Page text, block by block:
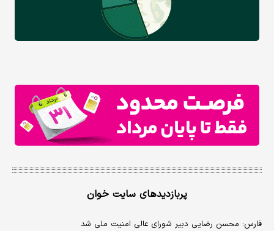
پربازدیدهای سایت خوان
فارس: محسن رضایی دبیر شورای عالی امنیت ملی شد